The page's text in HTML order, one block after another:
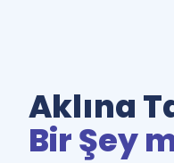
Aklına
Bir Şey